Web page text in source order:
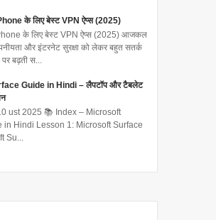
के लिए बेस्ट VPN ऐप्स (2025)
के लिए बेस्ट VPN ऐप्स (2025) आजकल
और इंटरनेट सुरक्षा को लेकर बहुत सतर्क
बढ़ती स...
Guide in Hindi – लैपटॉप और टैबलेट
ust 2025 📚 Index – Microsoft
in Hindi Lesson 1: Microsoft Surface
Su...